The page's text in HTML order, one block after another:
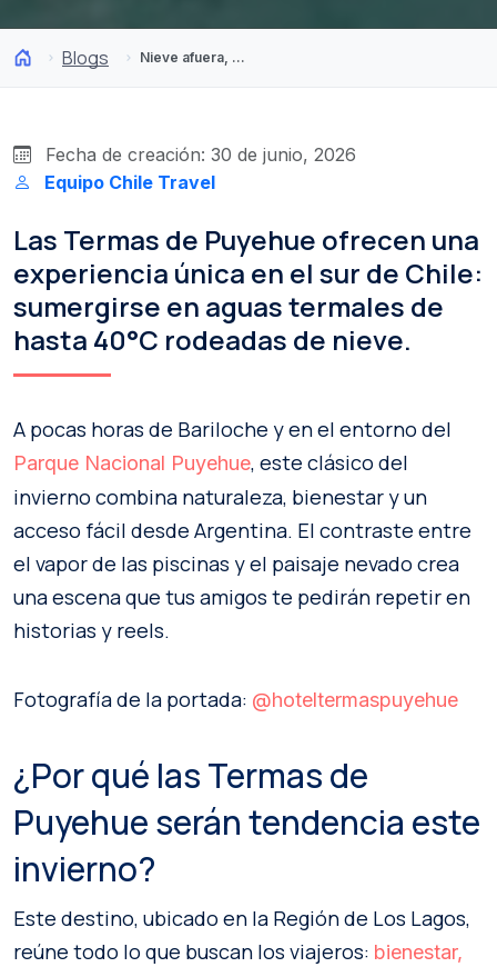
Blogs Nieve afuera, 40°C adentro: Las termas que marcarán tendencia este invierno 2026
Fecha de creación: 30 de junio, 2026
Equipo Chile Travel
Las Termas de Puyehue ofrecen una
experiencia única en el sur de Chile:
sumergirse en aguas termales de
hasta 40°C rodeadas de nieve.
A pocas horas de Bariloche y en el entorno del
Parque Nacional Puyehue, este clásico del
invierno combina naturaleza, bienestar y un
acceso fácil desde Argentina. El contraste entre
el vapor de las piscinas y el paisaje nevado crea
una escena que tus amigos te pedirán repetir en
historias y reels.
Fotografía de la portada: @hoteltermaspuyehue
¿Por qué las Termas de
Puyehue serán tendencia este
invierno?
Este destino, ubicado en la Región de Los Lagos,
reúne todo lo que buscan los viajeros: bienestar,